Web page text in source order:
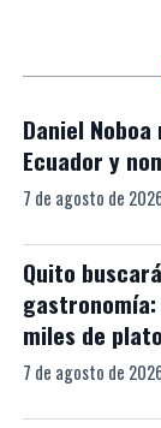
Daniel
Ecuador y
7 de agosto de
Quito
miles de
7 de agosto de